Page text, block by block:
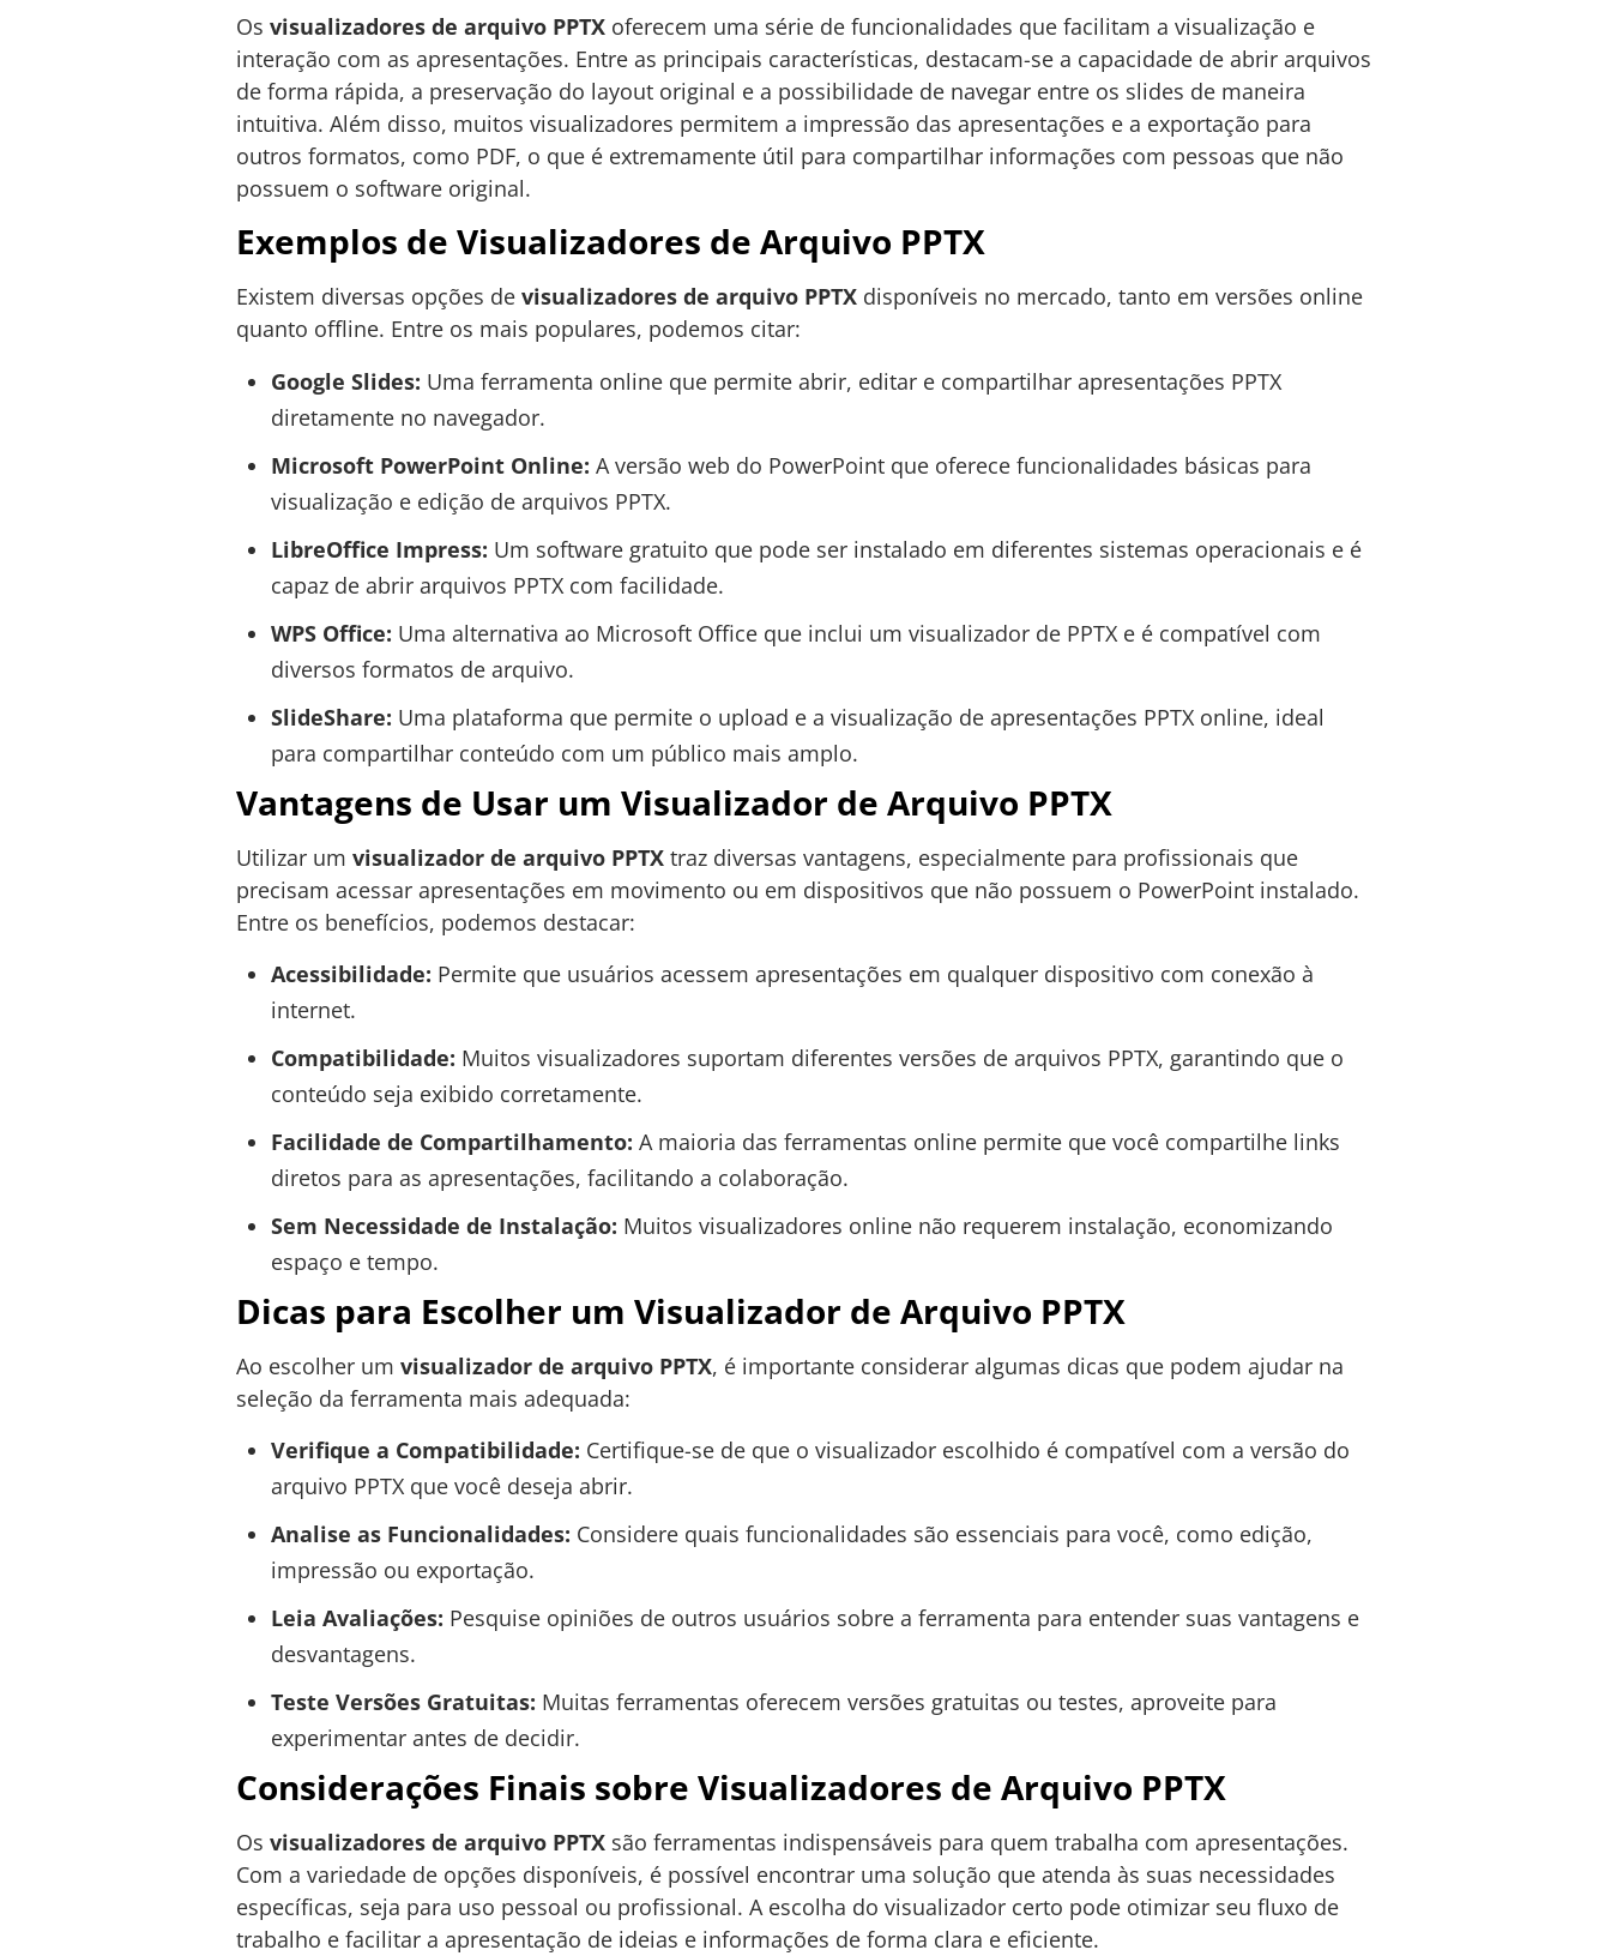
Os visualizadores de arquivo PPTX oferecem uma série de funcionalidades que facilitam a visualização e
interação com as apresentações. Entre as principais características, destacam-se a capacidade de abrir arquivos
de forma rápida, a preservação do layout original e a possibilidade de navegar entre os slides de maneira
intuitiva. Além disso, muitos visualizadores permitem a impressão das apresentações e a exportação para
outros formatos, como PDF, o que é extremamente útil para compartilhar informações com pessoas que não
possuem o software original.
Exemplos de Visualizadores de Arquivo PPTX
Existem diversas opções de visualizadores de arquivo PPTX disponíveis no mercado, tanto em versões online
quanto offline. Entre os mais populares, podemos citar:
Google Slides: Uma ferramenta online que permite abrir, editar e compartilhar apresentações PPTX
diretamente no navegador.
Microsoft PowerPoint Online: A versão web do PowerPoint que oferece funcionalidades básicas para
visualização e edição de arquivos PPTX.
LibreOffice Impress: Um software gratuito que pode ser instalado em diferentes sistemas operacionais e é
capaz de abrir arquivos PPTX com facilidade.
WPS Office: Uma alternativa ao Microsoft Office que inclui um visualizador de PPTX e é compatível com
diversos formatos de arquivo.
SlideShare: Uma plataforma que permite o upload e a visualização de apresentações PPTX online, ideal
para compartilhar conteúdo com um público mais amplo.
Vantagens de Usar um Visualizador de Arquivo PPTX
Utilizar um visualizador de arquivo PPTX traz diversas vantagens, especialmente para profissionais que
precisam acessar apresentações em movimento ou em dispositivos que não possuem o PowerPoint instalado.
Entre os benefícios, podemos destacar:
Acessibilidade: Permite que usuários acessem apresentações em qualquer dispositivo com conexão à
internet.
Compatibilidade: Muitos visualizadores suportam diferentes versões de arquivos PPTX, garantindo que o
conteúdo seja exibido corretamente.
Facilidade de Compartilhamento: A maioria das ferramentas online permite que você compartilhe links
diretos para as apresentações, facilitando a colaboração.
Sem Necessidade de Instalação: Muitos visualizadores online não requerem instalação, economizando
espaço e tempo.
Dicas para Escolher um Visualizador de Arquivo PPTX
Ao escolher um visualizador de arquivo PPTX, é importante considerar algumas dicas que podem ajudar na
seleção da ferramenta mais adequada:
Verifique a Compatibilidade: Certifique-se de que o visualizador escolhido é compatível com a versão do
arquivo PPTX que você deseja abrir.
Analise as Funcionalidades: Considere quais funcionalidades são essenciais para você, como edição,
impressão ou exportação.
Leia Avaliações: Pesquise opiniões de outros usuários sobre a ferramenta para entender suas vantagens e
desvantagens.
Teste Versões Gratuitas: Muitas ferramentas oferecem versões gratuitas ou testes, aproveite para
experimentar antes de decidir.
Considerações Finais sobre Visualizadores de Arquivo PPTX
Os visualizadores de arquivo PPTX são ferramentas indispensáveis para quem trabalha com apresentações.
Com a variedade de opções disponíveis, é possível encontrar uma solução que atenda às suas necessidades
específicas, seja para uso pessoal ou profissional. A escolha do visualizador certo pode otimizar seu fluxo de
trabalho e facilitar a apresentação de ideias e informações de forma clara e eficiente.